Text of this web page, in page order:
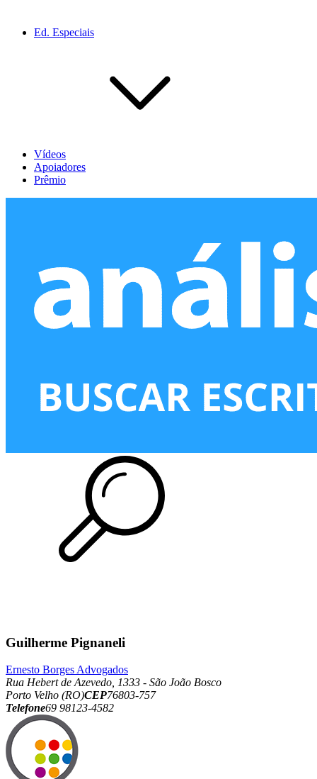
Ed. Especiais
Vídeos
Apoiadores
Prêmio
Guilherme Pignaneli
Ernesto Borges Advogados
Rua Hebert de Azevedo, 1333 - São João Bosco
Porto Velho (RO)CEP76803-757
Telefone69 98123-4582